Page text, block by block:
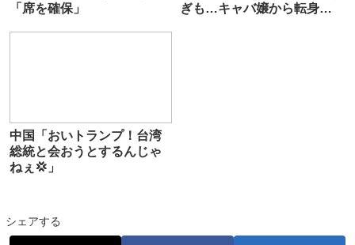
「席を確保」
ぎも…キャバ嬢から転身も
中国「おいトランプ！台湾
総統と会おうとするんじゃ
ねぇ💢」
シェアする